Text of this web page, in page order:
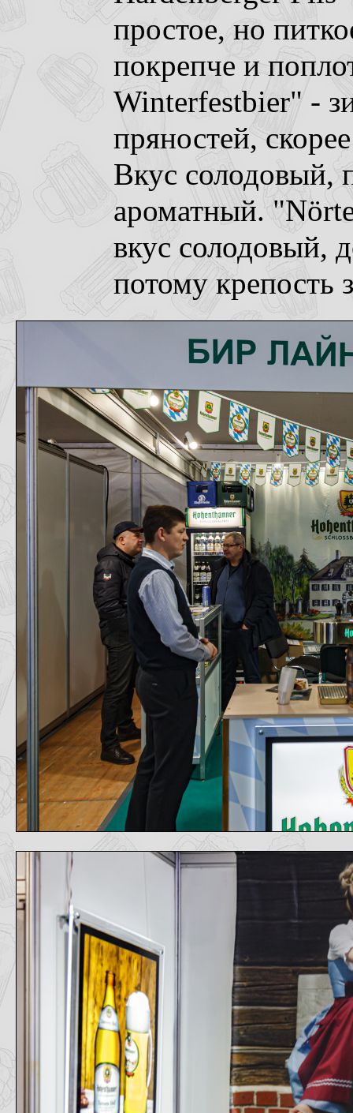
простое, но
покрепче и
Winterfestbier" -
пряностей,
Вкус солодовый,
ароматный.
вкус солодовый,
потому крепость